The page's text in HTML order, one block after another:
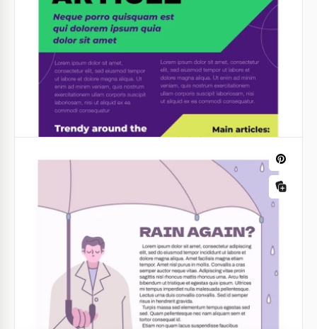
gratuito e facile da usare, ti aiuterà a svolgere il
lavoro.
Google Docs
Articolo sul Campeggio al Festival
articolo sul campeggio al festival, ecco un modello
che renderà più facile pubblicarlo.
Google Docs